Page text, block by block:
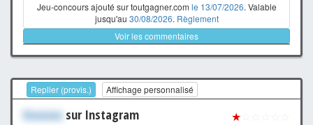
Jeu-concours ajouté sur toutgagner.com le 13/07/2026. Valable
jusqu'au 30/08/2026. Règlement
Voir les commentaires
Replier (provis.) Affichage personnalisé
Xxxxxxx sur Instagram ★